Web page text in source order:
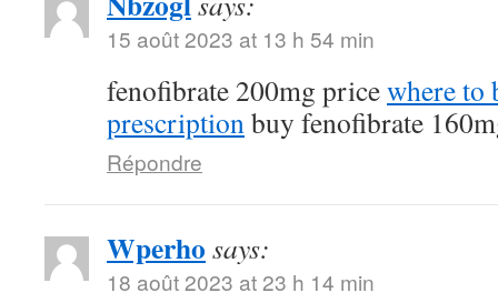
15 août 2023 at 13 h 54 min
fenofibrate 200mg pricewhere to
prescriptionbuy fenofibrate
Répondre
Wperho says:
18 août 2023 at 23 h 14 min